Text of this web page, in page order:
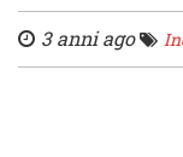
3 anni ago